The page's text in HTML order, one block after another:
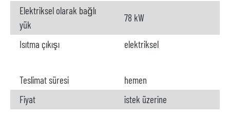
Elektriksel olarak bağlı
yük
78 kW
Isıtma çıkışı elektriksel
Teslimat süresi
hemen
Fiyat
istek üzerine